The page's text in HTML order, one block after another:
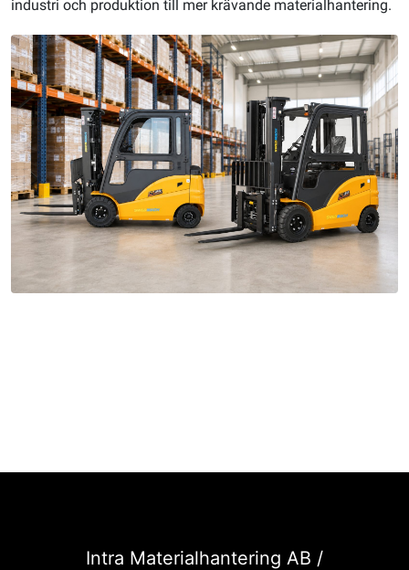
industri och produktion till mer krävande materialhantering.
Intra Materialhantering AB /